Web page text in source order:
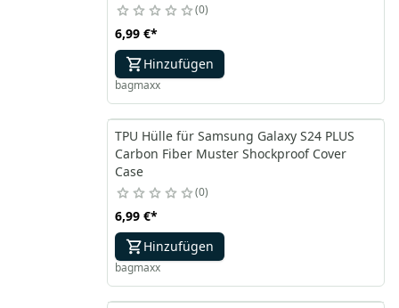
0
6,99 €*
Hinzufügen
bagmaxx
TPU Hülle für Samsung Galaxy S24 PLUS
Carbon Fiber Muster Shockproof Cover
Case
0
6,99 €*
Hinzufügen
bagmaxx